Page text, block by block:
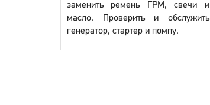
заменить ремень ГРМ, свечи и
масло. Проверить и обслужить
генератор, стартер и помпу.